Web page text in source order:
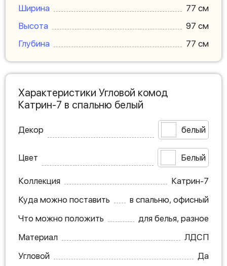
Ширина
77 см
Высота
97 см
Глубина
77 см
Характеристики Угловой комод
Катрин-7 в спальню белый
Декор белый
Цвет Белый
Коллекция
Катрин-7
Куда можно поставить
в спальню, офисный
Что можно положить
для белья, разное
Материал
ЛДСП
Угловой
Да